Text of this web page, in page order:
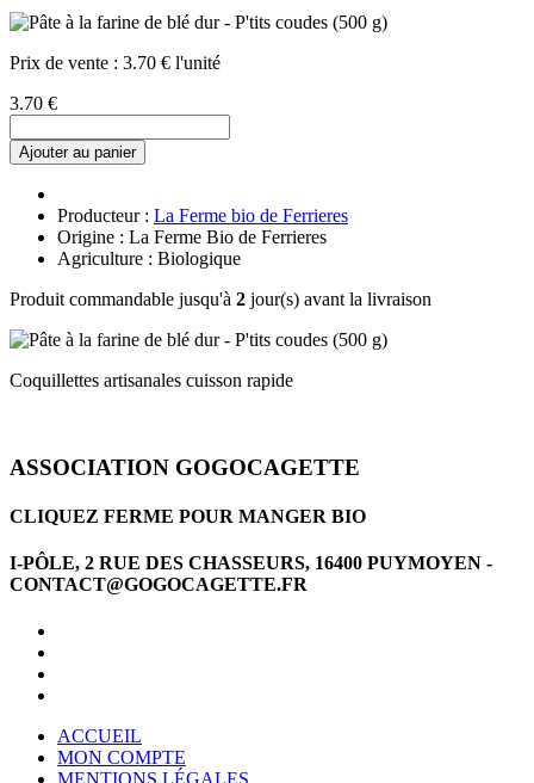
Prix de vente : 3.70 € l'unité
3.70 €
Ajouter au panier
Producteur : La Ferme bio de Ferrieres
Origine : La Ferme Bio de Ferrieres
Agriculture : Biologique
Produit commandable jusqu'à 2 jour(s) avant la livraison
Coquillettes artisanales cuisson rapide
ASSOCIATION GOGOCAGETTE
CLIQUEZ FERME POUR MANGER BIO
I-PÔLE, 2 RUE DES CHASSEURS, 16400 PUYMOYEN -
CONTACT@GOGOCAGETTE.FR
ACCUEIL
MON COMPTE